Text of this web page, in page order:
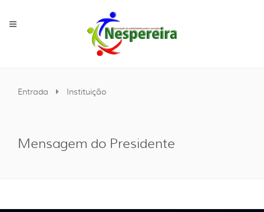
Entrada Instituição
Mensagem do Presidente